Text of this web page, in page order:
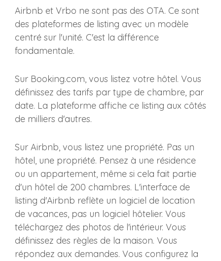
Airbnb et Vrbo ne sont pas des OTA. Ce sont
des plateformes de listing avec un modèle
centré sur l'unité. C'est la différence
fondamentale.
Sur Booking.com, vous listez votre hôtel. Vous
définissez des tarifs par type de chambre, par
date. La plateforme affiche ce listing aux côtés
de milliers d'autres.
Sur Airbnb, vous listez une propriété. Pas un
hôtel, une propriété. Pensez à une résidence
ou un appartement, même si cela fait partie
d'un hôtel de 200 chambres. L'interface de
listing d'Airbnb reflète un logiciel de location
de vacances, pas un logiciel hôtelier. Vous
téléchargez des photos de l'intérieur. Vous
définissez des règles de la maison. Vous
répondez aux demandes. Vous configurez la